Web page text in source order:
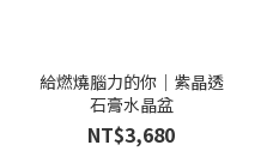
給燃燒腦力的你｜紫晶透
石膏水晶盆
NT$3,680